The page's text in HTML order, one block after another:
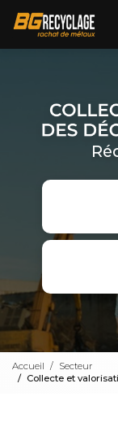
contenu
principal
Accueil
Secteur
Collecte et